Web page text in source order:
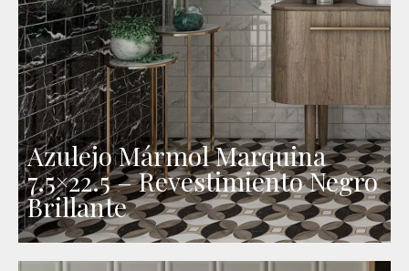
Azulejo Mármol Marquina
7.5×22.5 – Revestimiento Negro
Brillante